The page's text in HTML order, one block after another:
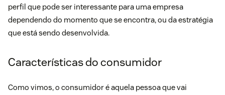
perfil que pode ser interessante para uma empresa
dependendo do momento que se encontra, ou da estratégia
que está sendo desenvolvida.
Características do consumidor
Como vimos, o consumidor é aquela pessoa que vai